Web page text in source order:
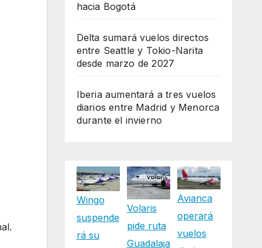
hacia Bogotá
Delta sumará vuelos directos
entre Seattle y Tokio-Narita
desde marzo de 2027
Iberia aumentará a tres vuelos
diarios entre Madrid y Menorca
durante el invierno
Wingo
suspende
rá su
Volaris
pide ruta
Guadalaja
Avianca
operará
vuelos